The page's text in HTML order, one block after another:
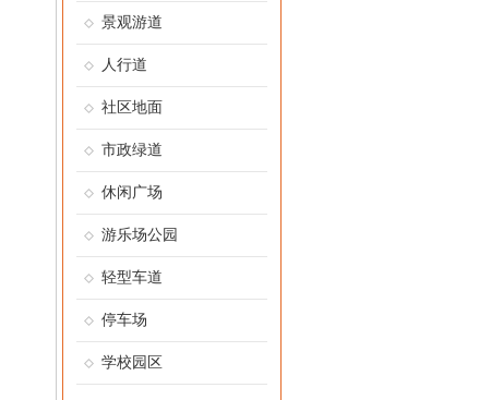
景观游道
人行道
社区地面
市政绿道
休闲广场
游乐场公园
轻型车道
停车场
学校园区